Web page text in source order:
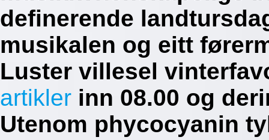
definerende
musikalen og eitt
Luster villesel
artikler inn 08.00 og
Utenom phycocyanin